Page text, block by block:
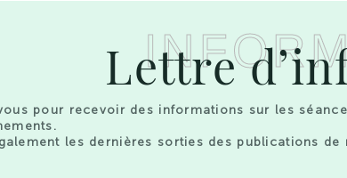
Lettre
pour recevoir des informations sur les
les dernières sorties des publications